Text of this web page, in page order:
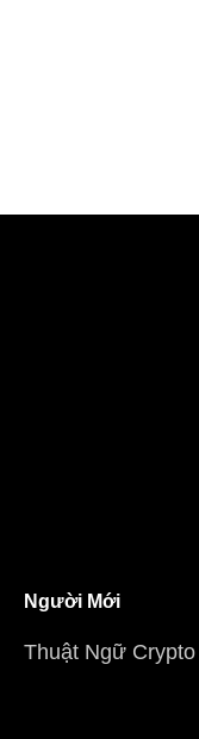
Người Mới
Thuật Ngữ Crypto